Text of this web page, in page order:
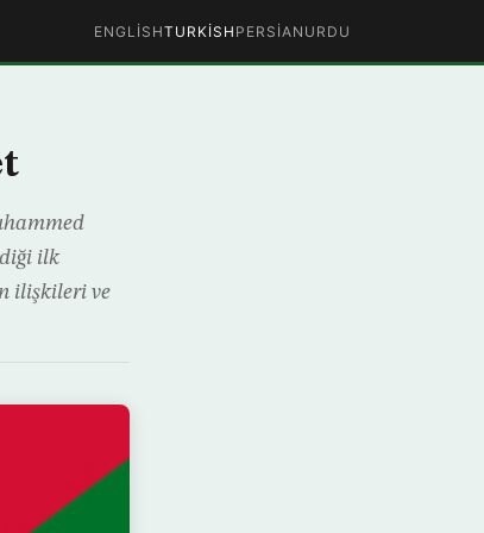
ENGLISHTURKISH PERSIAN URDU
ilk
ilişkileri ve